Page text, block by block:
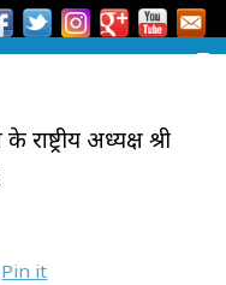
अध्यक्ष श्री
Pin it